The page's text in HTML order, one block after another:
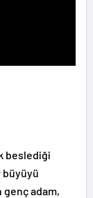
beslediği
büyüyü
genç adam,